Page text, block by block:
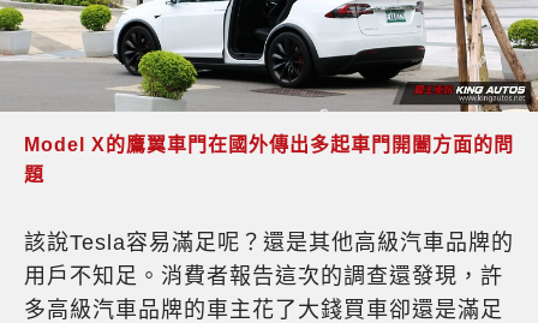
Model X的鷹翼車門在國外傳出多起車門開闔方面的問
題
該說Tesla容易滿足呢？還是其他高級汽車品牌的
用戶不知足。消費者報告這次的調查還發現，許
多高級汽車品牌的車主花了大錢買車卻還是滿足